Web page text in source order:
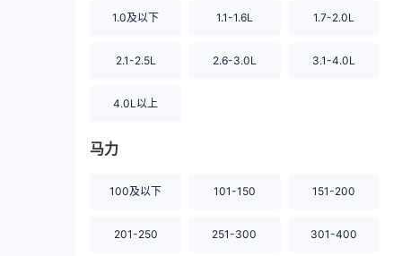
1.0及以下 1.1-1.6L 1.7-2.0L
2.1-2.5L 2.6-3.0L 3.1-4.0L
4.0L以上
马力
100及以下 101-150 151-200
201-250 251-300 301-400